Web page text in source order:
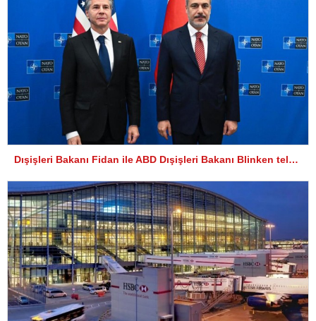
Dışişleri Bakanı Fidan ile ABD Dışişleri Bakanı Blinken telefonda görüştü